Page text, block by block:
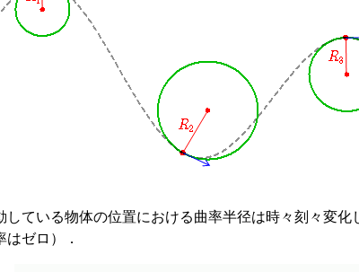
している物体の位置における曲率半径は時々刻々変化
ゼロ）．